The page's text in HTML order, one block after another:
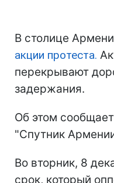
В столице
акции протеста.
перекрывают
задержания.
Об этом
"Спутник
Во вторник, 8
срок, который